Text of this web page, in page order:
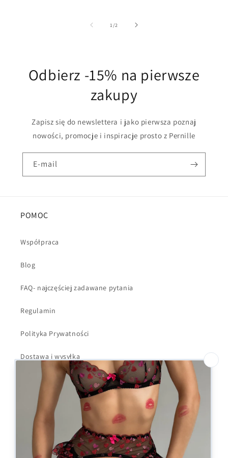
1 /z2
Odbierz -15% na pierwsze
zakupy
Zapisz się do newslettera i jako pierwsza poznaj
nowości, promocje i inspiracje prosto z Pernille
E-mail
POMOC
Współpraca
Blog
FAQ- najczęściej zadawane pytania
Regulamin
Polityka Prywatności
Dostawa i wysyłka
Kontakt
Formularz odstąpienia
FacebookInstagram
X